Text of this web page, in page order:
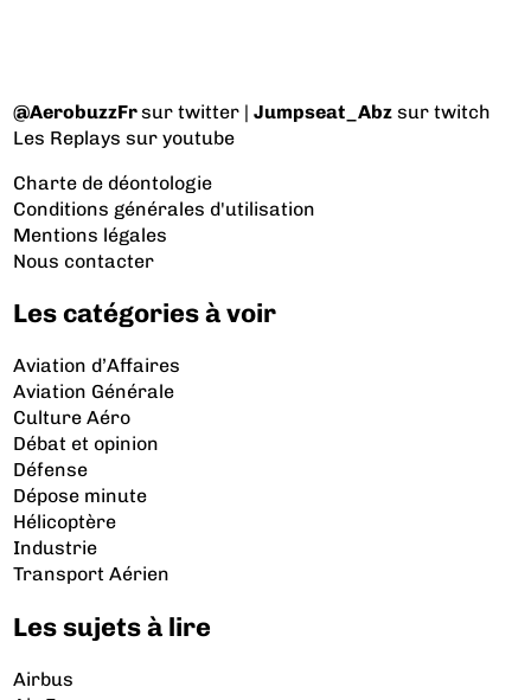
@AerobuzzFrsur twitter |Jumpseat_Abz sur twitch
Les Replays sur youtube
Charte de déontologie
Conditions générales d'utilisation
Mentions légales
Nous contacter
Les catégories à voir
Aviation d’Affaires
Aviation Générale
Culture Aéro
Débat et opinion
Défense
Dépose minute
Hélicoptère
Industrie
Transport Aérien
Les sujets à lire
Airbus